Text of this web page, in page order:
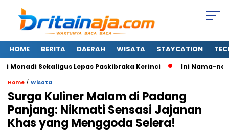
HOME BERITA DAERAH WISATA STAYCATION
Sekaligus Lepas Paskibraka Kerinci Ini Nama-nama
Home / Wisata
Surga Kuliner Malam di Padang
Panjang: Nikmati Sensasi Jajanan
Khas yang Menggoda Selera!